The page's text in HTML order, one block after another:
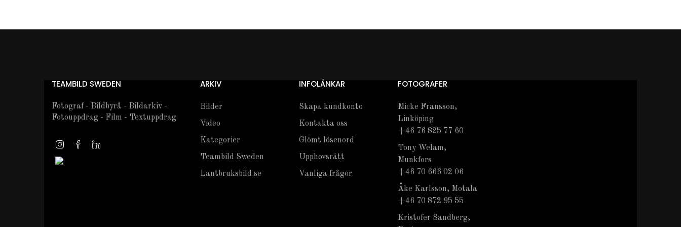
TEAMBILD SWEDEN
Fotograf - Bildbyrå - Bildarkiv -
Fotouppdrag - Film - Textuppdrag
ARKIV
Bilder
Video
Kategorier
Teambild Sweden
Lantbruksbild.se
INFOLÄNKAR
Skapa kundkonto
Kontakta oss
Glömt lösenord
Upphovsrätt
Vanliga frågor
FOTOGRAFER
Micke Fransson,
Linköping
+46 76 825 77 60
Tony Welam,
Munkfors
+46 70 666 02 06
Åke Karlsson, Motala
+46 70 872 95 55
Kristofer Sandberg,